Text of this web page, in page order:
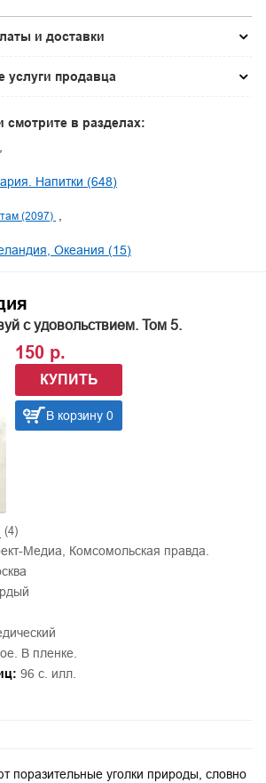
и доставки
услуги продавца
смотрите в разделах:
Напитки (648)
(2097)
Океания (15)
с удовольствием. Том 5.
150 р.
КУПИТЬ
В корзину 0
(4)
Медиа, Комсомольская правда.
В пленке.
96 c. илл.
поразительные уголки природы, словно